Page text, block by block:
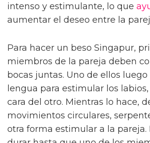
intenso y estimulante, lo que
aumentar el deseo entre la
Para hacer un beso Singapur,
miembros de la pareja deben
bocas juntas. Uno de ellos luego
lengua para estimular los
cara del otro. Mientras lo hace,
movimientos circulares,
otra forma estimular a la pareja.